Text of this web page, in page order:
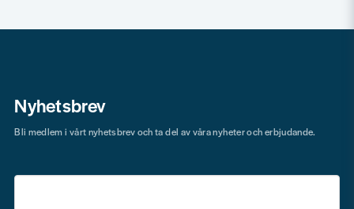
Nyhetsbrev
Bli medlem i vårt nyhetsbrev och ta del av våra nyheter och erbjudande.